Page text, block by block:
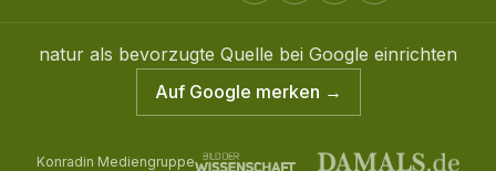
natur als bevorzugte Quelle bei Google einrichten
Auf Google merken →
Konradin Mediengruppe